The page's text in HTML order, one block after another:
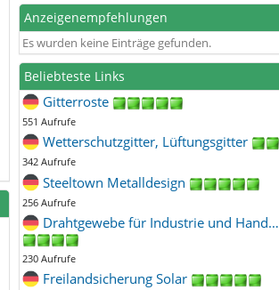
Anzeigenempfehlungen
Es wurden keine Einträge gefunden.
Beliebteste Links
Gitterroste
551 Aufrufe
Wetterschutzgitter, Lüftungsgitter
342 Aufrufe
Steeltown Metalldesign
256 Aufrufe
Drahtgewebe für Industrie und Hand…
230 Aufrufe
Freilandsicherung Solar